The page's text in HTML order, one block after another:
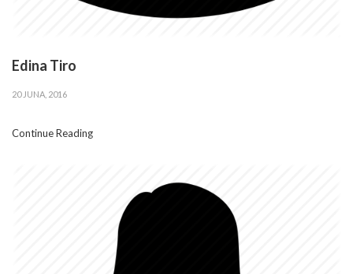
Edina Tiro
20 JUNA, 2016
Continue Reading